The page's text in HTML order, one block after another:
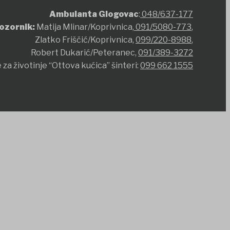
Ambulanta Glogovac: 048/637-177
Matija Mlinar/Koprivnica, 091/5080-773,
Zlatko Friščić/Koprivnica, 099/220-8988,
Robert Dukarić/Peteranec, 091/389-3272
životinje “Ottova kućica” šinteri: 099 662 1555